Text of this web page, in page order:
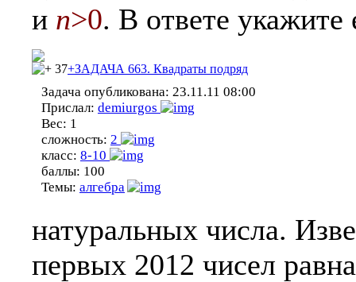
и n>0. В ответе укажите
37+ЗАДАЧА 663. Квадраты подряд
Задача опубликована: 23.11.11 08:00
Прислал: demiurgos
Вес: 1
сложность: 2
класс: 8-10
баллы: 100
Темы: алгебра
натуральных числа.
первых 2012 чисел